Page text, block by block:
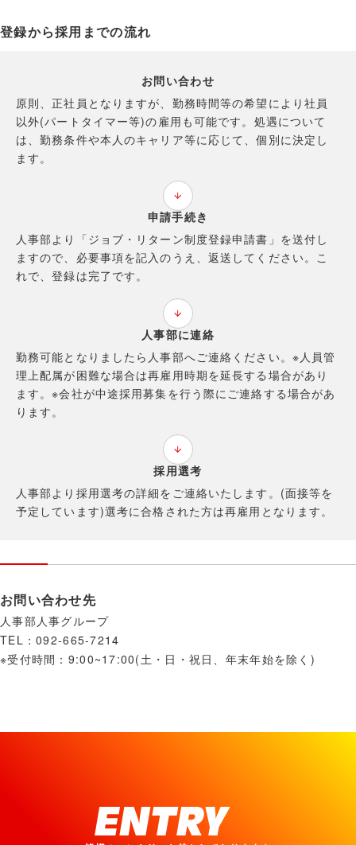
登録から採用までの流れ
お問い合わせ
原則、正社員となりますが、勤務時間等の希望により社員
以外(パートタイマー等)の雇用も可能です。処遇について
は、勤務条件や本人のキャリア等に応じて、個別に決定し
ます。
申請手続き
人事部より「ジョブ・リターン制度登録申請書」を送付し
ますので、必要事項を記入のうえ、返送してください。こ
れで、登録は完了です。
人事部に連絡
勤務可能となりましたら人事部へご連絡ください。※人員管
理上配属が困難な場合は再雇用時期を延長する場合があり
ます。※会社が中途採用募集を行う際にご連絡する場合があ
ります。
採用選考
人事部より採用選考の詳細をご連絡いたします。(面接等を
予定しています)選考に合格された方は再雇用となります。
お問い合わせ先
人事部人事グループ
TEL：092-665-7214
※受付時間：9:00~17:00(土・日・祝日、年末年始を除く)